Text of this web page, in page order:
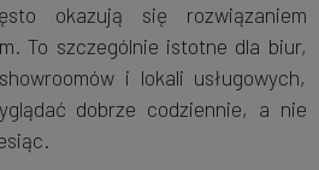
okazują się rozwiązaniem
To szczególnie istotne dla biur,
i lokali usługowych,
dobrze codziennie, a nie